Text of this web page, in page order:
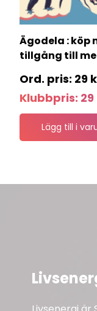
Ägodela : köp
tillgång till
29
Klubbpris: 29
Lägg till i